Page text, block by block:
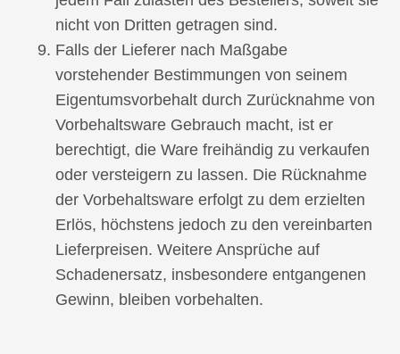
nicht von Dritten getragen sind.
Falls der Lieferer nach Maßgabe
vorstehender Bestimmungen von seinem
Eigentumsvorbehalt durch Zurücknahme von
Vorbehaltsware Gebrauch macht, ist er
berechtigt, die Ware freihändig zu verkaufen
oder versteigern zu lassen. Die Rücknahme
der Vorbehaltsware erfolgt zu dem erzielten
Erlös, höchstens jedoch zu den vereinbarten
Lieferpreisen. Weitere Ansprüche auf
Schadenersatz, insbesondere entgangenen
Gewinn, bleiben vorbehalten.